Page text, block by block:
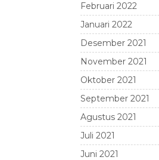
Februari 2022
Januari 2022
Desember 2021
November 2021
Oktober 2021
September 2021
Agustus 2021
Juli 2021
Juni 2021